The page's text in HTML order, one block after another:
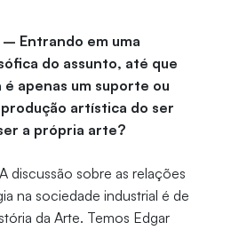
Entrando em uma
do assunto, até que
apenas um suporte ou
artística do ser
a própria arte?
A discussão sobre as relações
na sociedade industrial é de
da Arte. Temos Edgar